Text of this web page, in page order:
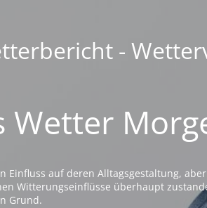
-
Wetter
auf deren Alltagsgestaltung,
Witterungseinflüsse überhaupt
Grund.